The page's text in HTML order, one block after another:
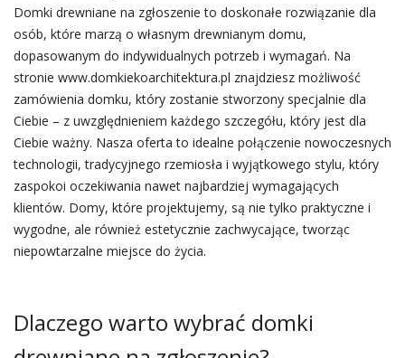
Domki drewniane na zgłoszenie to doskonałe rozwiązanie dla
osób, które marzą o własnym drewnianym domu,
dopasowanym do indywidualnych potrzeb i wymagań. Na
stronie www.domkiekoarchitektura.pl znajdziesz możliwość
zamówienia domku, który zostanie stworzony specjalnie dla
Ciebie – z uwzględnieniem każdego szczegółu, który jest dla
Ciebie ważny. Nasza oferta to idealne połączenie nowoczesnych
technologii, tradycyjnego rzemiosła i wyjątkowego stylu, który
zaspokoi oczekiwania nawet najbardziej wymagających
klientów. Domy, które projektujemy, są nie tylko praktyczne i
wygodne, ale również estetycznie zachwycające, tworząc
niepowtarzalne miejsce do życia.
Dlaczego warto wybrać domki